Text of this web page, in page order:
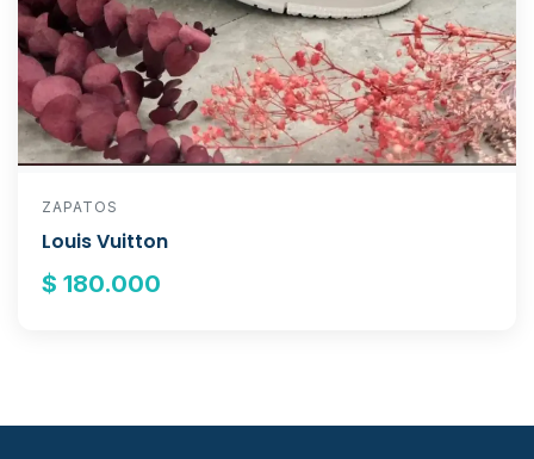
ZAPATOS
Louis Vuitton
$ 180.000